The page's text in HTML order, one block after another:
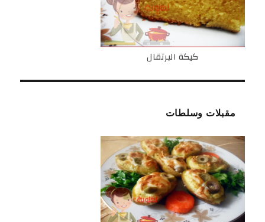
كيكة البرتقال
مقبلات وسلطات